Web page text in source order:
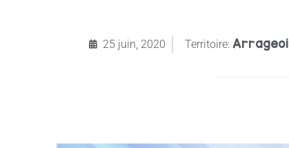
25 juin, 2020 Territoire: